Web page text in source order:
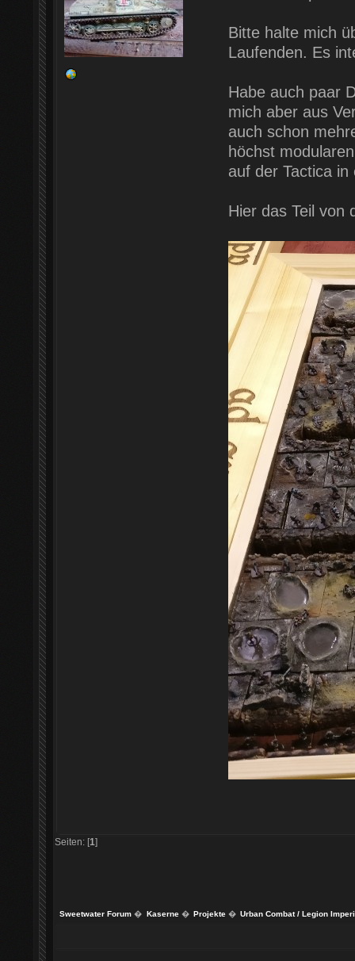
Bitte halte mich
Laufenden. Es
Habe auch paar
mich aber aus
auch schon
höchst
auf der Tactica
Hier das Teil von
Seiten: [1]
Sweetwater Forum � Kaserne� Projekte� Urban Combat / Legion